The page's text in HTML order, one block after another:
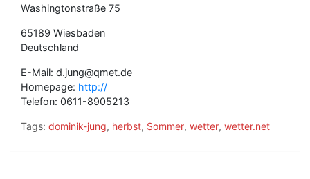
Washingtonstraße 75
65189 Wiesbaden
Deutschland
E-Mail: d.jung@qmet.de
Homepage: http://
Telefon: 0611-8905213
Tags: dominik-jung, herbst, Sommer, wetter, wetter.net